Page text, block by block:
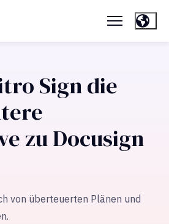
Sign die
zu Docusign
von überteuerten Plänen und